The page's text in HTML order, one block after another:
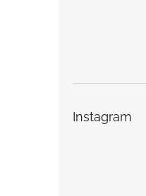
Instagram